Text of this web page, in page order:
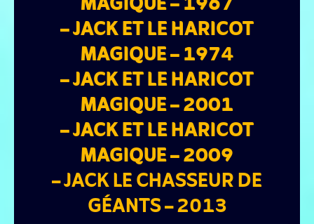
– JACK ET LE HARICOT
MAGIQUE – 1974
– JACK ET LE HARICOT
MAGIQUE – 2001
– JACKET LE HARICOT
MAGIQUE– 2009
– JACK LE CHASSEUR DE
GÉANTS – 2013